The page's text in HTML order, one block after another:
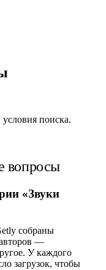
поиска.
вопросы
«Звуки
собраны
—
У каждого
загрузок, чтобы